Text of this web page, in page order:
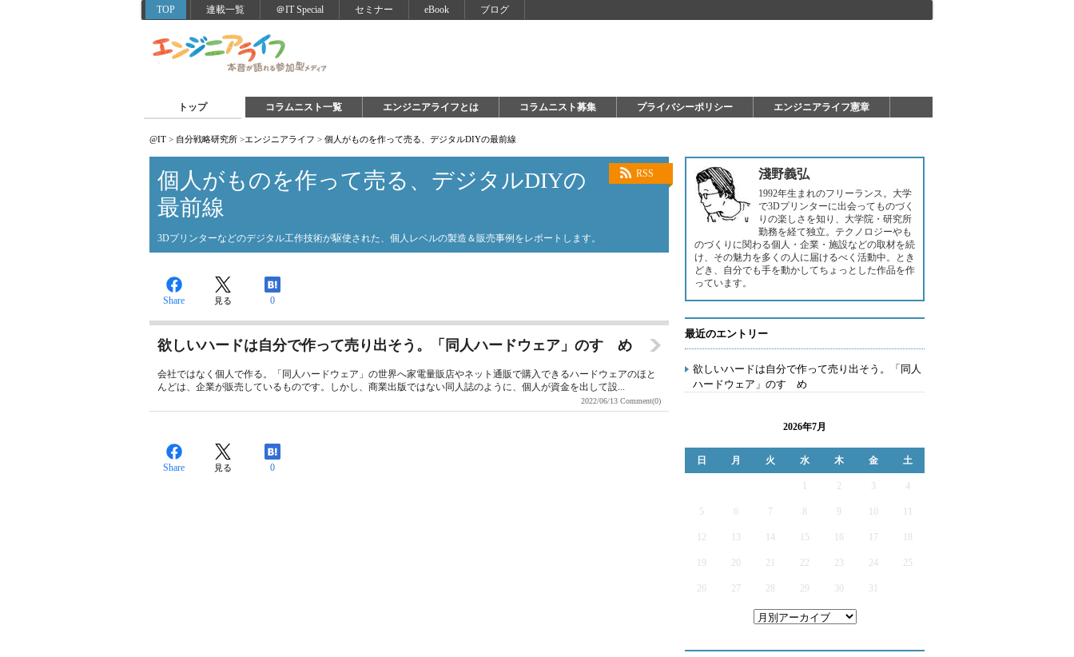
TOP 連載一覧 ＠IT Special セミナー eBook ブログ
トップ コラムニスト一覧 エンジニアライフとは コラムニスト募集 プライバシーポリシー エンジニアライフ憲章
@IT > 自分戦略研究所 >エンジニアライフ > 個人がものを作って売る、デジタルDIYの最前線
RSS
個人がものを作って売る、デジタルDIYの
最前線
3Dプリンターなどのデジタル工作技術が駆使された、個人レベルの製造＆販売事例をレポートします。
Share 見る 0
欲しいハードは自分で作って売り出そう。「同人ハードウェア」のすゝめ
会社ではなく個人で作る。「同人ハードウェア」の世界へ家電量販店やネット通販で購入できるハードウェアのほと
んどは、企業が販売しているものです。しかし、商業出版ではない同人誌のように、個人が資金を出して設...
2022/06/13 Comment(0)
Share 見る 0
淺野義弘
1992年生まれのフリーランス。大学
で3Dプリンターに出会ってものづく
りの楽しさを知り、大学院・研究所
勤務を経て独立。テクノロジーやも
のづくりに関わる個人・企業・施設などの取材を続
け、その魅力を多くの人に届けるべく活動中。とき
どき、自分でも手を動かしてちょっとした作品を作
っています。
最近のエントリー
欲しいハードは自分で作って売り出そう。「同人
ハードウェア」のすゝめ
2026年7月
日 月 火 水 木 金 土
2 3 4
5 6 7 9
12 13 14 15 16 17
19 20 21 22 23 24 25
26 27 28 29 30 31